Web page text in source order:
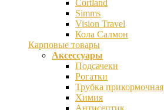
Cortland
Simms
Vision Travel
Кола Салмон
Карповые товары
Аксессуары
Подсачеки
Рогатки
Трубка прикормочная
Химия
Антисептик